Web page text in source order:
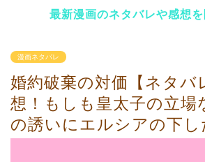
最新漫画のネタバレや感想
漫画ネタバレ
婚約破棄の対価【ネタバ
想！もしも皇太子の立場
の誘いにエルシアの下し